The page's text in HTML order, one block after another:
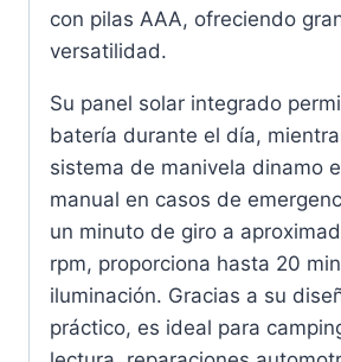
con pilas AAA, ofreciendo
versatilidad.
Su panel solar integrado
batería durante el día,
sistema de manivela dinamo
manual en casos de
un minuto de giro a
rpm, proporciona hasta 20
iluminación. Gracias a su
práctico, es ideal para